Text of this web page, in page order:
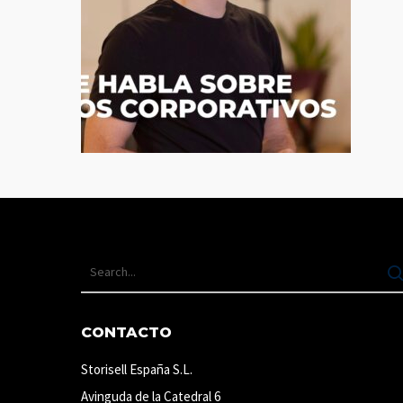
CONTACTO
Storisell España S.L.
Avinguda de la Catedral 6